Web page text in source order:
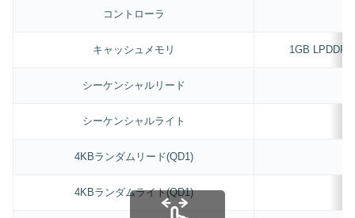
コントローラ
キャッシュメモリ 1GB LPDDR4
シーケンシャルリード
シーケンシャルライト
4KBランダムリード(QD1)
4KBランダムライト(QD1)